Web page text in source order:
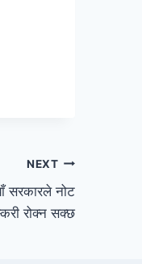
NEXT
सरकारले नोट
रोक्न सक्छ